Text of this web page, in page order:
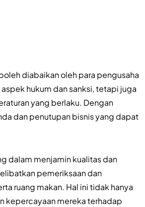
diabaikan oleh para pengusaha
hukum dan sanksi, tetapi juga
yang berlaku. Dengan
dan penutupan bisnis yang dapat
dalam menjamin kualitas dan
pemeriksaan dan
ruang makan. Hal ini tidak hanya
kepercayaan mereka terhadap